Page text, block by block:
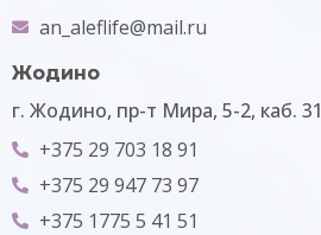
an_aleflife@mail.ru
Жодино
г. Жодино, пр-т Мира, 5-2, каб. 31
+375 29 703 18 91
+375 29 947 73 97
+375 1775 5 41 51